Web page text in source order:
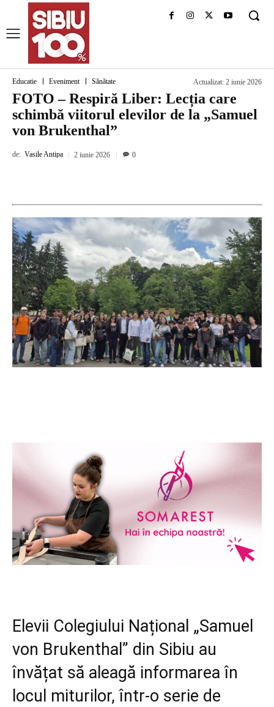
Educatie Eveniment Sănătate Actualizat: 2 iunie 2026
FOTO – Respiră Liber: Lecția care
schimbă viitorul elevilor de la „Samuel
von Brukenthal”
de: Vasile Antipa 2 iunie 2026 0
Elevii Colegiului Național „Samuel
von Brukenthal” din Sibiu au
învățat să aleagă informarea în
locul miturilor, într-o serie de